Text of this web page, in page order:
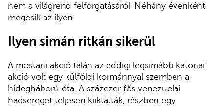
nem a világrend felforgatásáról. Néhány évenként
megesik az ilyen.
Ilyen simán ritkán sikerül
A mostani akció talán az eddigi legsimább katonai
akció volt egy külföldi kormánnyal szemben a
hidegháború óta. A százezer fős venezuelai
hadsereget teljesen kiiktatták, részben egy